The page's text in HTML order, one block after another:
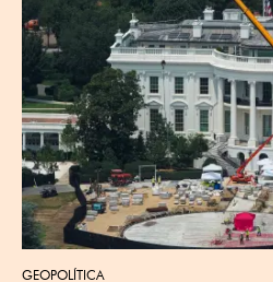
GEOPOLÍTICA